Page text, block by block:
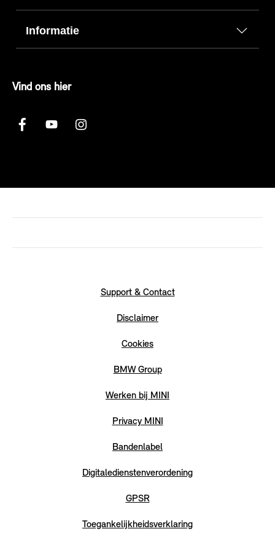
Informatie
Vind ons hier
Support & Contact
Disclaimer
Cookies
BMW Group
Werken bij MINI
Privacy MINI
Bandenlabel
Digitaledienstenverordening
GPSR
Toegankelijkheidsverklaring